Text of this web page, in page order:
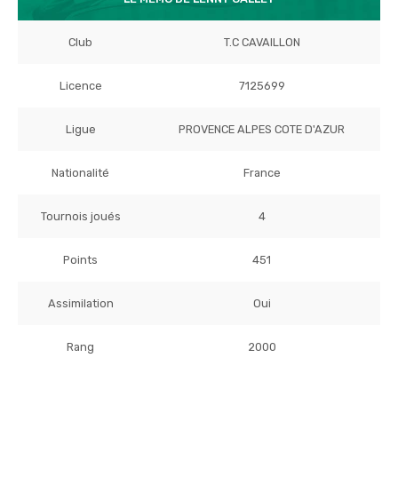
Club T.C CAVAILLON
Licence 7125699
Ligue PROVENCE ALPES COTE D'AZUR
Nationalité France
Tournois joués 4
Points 451
Assimilation Oui
Rang 2000